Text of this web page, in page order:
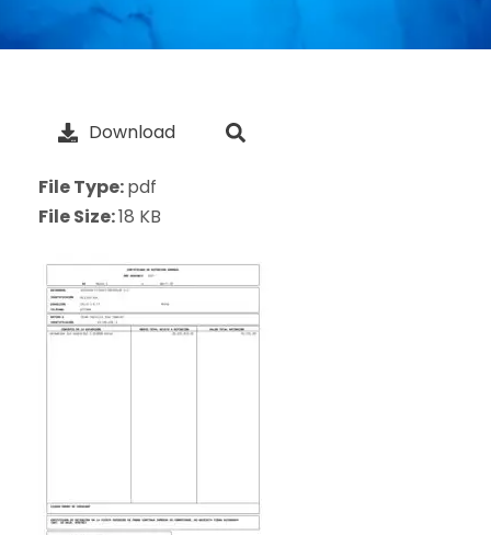
Download
File Type:pdf
File Size:18 KB